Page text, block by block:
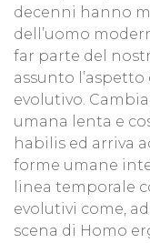
decenni hanno
dell’uomo
far parte del
assunto
evolutivo.
umana lenta e
habilis ed arriva
forme umane
linea temporale
evolutivi come,
scena di Homo